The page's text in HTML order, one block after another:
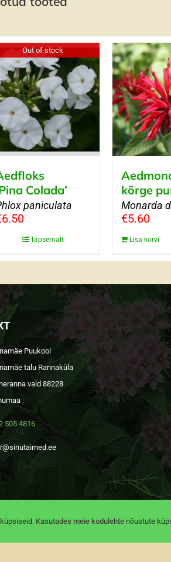
Out of stock
Colada’
paniculata
6.50
Täpsemalt
kõrge
Monarda
€5.60
Lisa korvi
Puukool
talu Rannaküla
vald 88228
505 4816
Kasutades meie kodulehte nõustute